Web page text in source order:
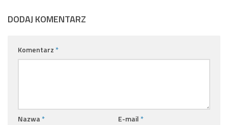
DODAJ KOMENTARZ
Komentarz *
Nazwa * E-mail *